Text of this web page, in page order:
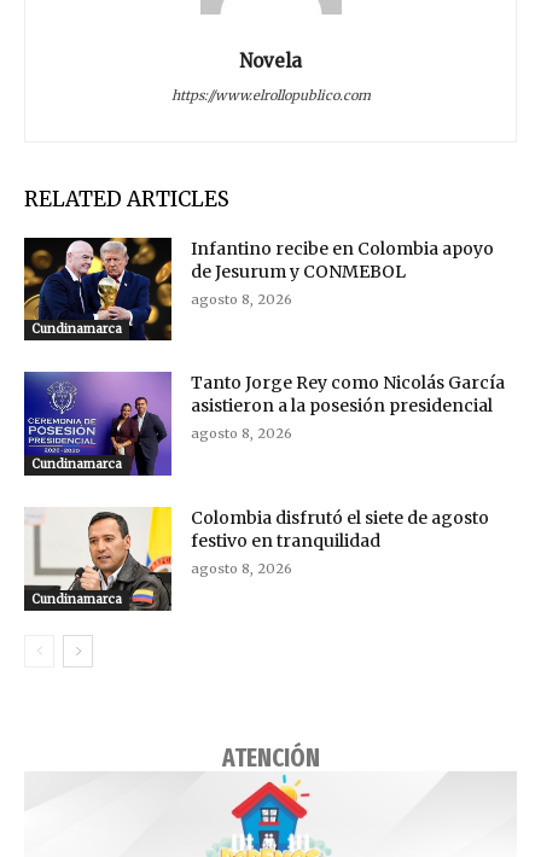
Novela
https://www.elrollopublico.com
RELATED ARTICLES
Cundinamarca
Infantino recibe en Colombia apoyo
de Jesurum y CONMEBOL
agosto 8, 2026
Cundinamarca
Tanto Jorge Rey como Nicolás García
asistieron a la posesión presidencial
agosto 8, 2026
Cundinamarca
Colombia disfrutó el siete de agosto
festivo en tranquilidad
agosto 8, 2026
ATENCIÓN